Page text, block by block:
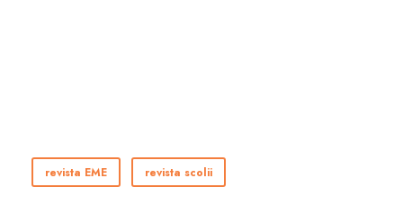
revista EME revista scolii